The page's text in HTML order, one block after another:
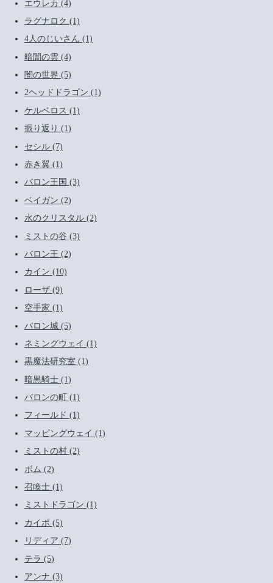
エウレカ (4)
ラグナロク (1)
4人のじいさん (1)
暗闇の雲 (4)
闇の世界 (5)
2ヘッドドラゴン (1)
ケルベロス (1)
振り返り (1)
セシル (7)
赤き翼 (1)
バロン王国 (3)
ベイガン (2)
水のクリスタル (2)
ミストの谷 (3)
バロン王 (2)
カイン (10)
ローザ (9)
空手家 (1)
バロン城 (5)
ネミングウェイ (1)
黒魔法研究室 (1)
暗黒騎士 (1)
バロンの町 (1)
フィールド (1)
マッピングウェイ (1)
ミストの村 (2)
ボム (2)
召喚士 (1)
ミストドラゴン (1)
カイポ (5)
リディア (7)
テラ (5)
アンナ (3)